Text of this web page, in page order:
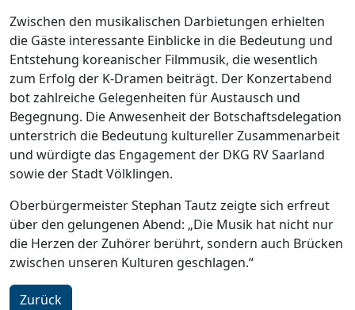
Zwischen den musikalischen Darbietungen erhielten
die Gäste interessante Einblicke in die Bedeutung und
Entstehung koreanischer Filmmusik, die wesentlich
zum Erfolg der K-Dramen beiträgt. Der Konzertabend
bot zahlreiche Gelegenheiten für Austausch und
Begegnung. Die Anwesenheit der Botschaftsdelegation
unterstrich die Bedeutung kultureller Zusammenarbeit
und würdigte das Engagement der DKG RV Saarland
sowie der Stadt Völklingen.
Oberbürgermeister Stephan Tautz zeigte sich erfreut
über den gelungenen Abend: „Die Musik hat nicht nur
die Herzen der Zuhörer berührt, sondern auch Brücken
zwischen unseren Kulturen geschlagen.“
Zurück